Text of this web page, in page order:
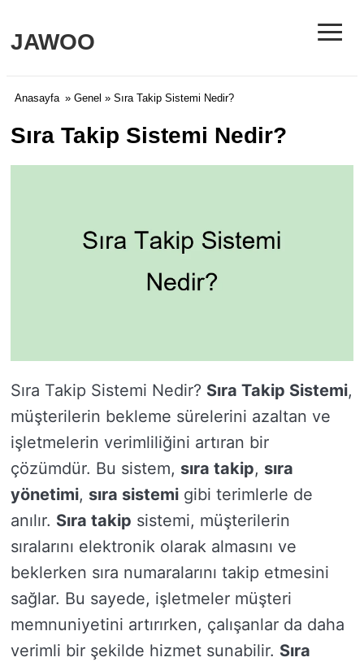
JAWOO ≡
Anasayfa » Genel » Sıra Takip Sistemi Nedir?
Sıra Takip Sistemi Nedir?
Sıra Takip Sistemi Nedir? Sıra Takip Sistemi,
müşterilerin bekleme sürelerini azaltan ve
işletmelerin verimliliğini artıran bir
çözümdür. Bu sistem, sıra takip, sıra
yönetimi, sıra sistemi gibi terimlerle de
anılır. Sıra takip sistemi, müşterilerin
sıralarını elektronik olarak almasını ve
beklerken sıra numaralarını takip etmesini
sağlar. Bu sayede, işletmeler müşteri
memnuniyetini artırırken, çalışanlar da daha
verimli bir şekilde hizmet sunabilir. Sıra